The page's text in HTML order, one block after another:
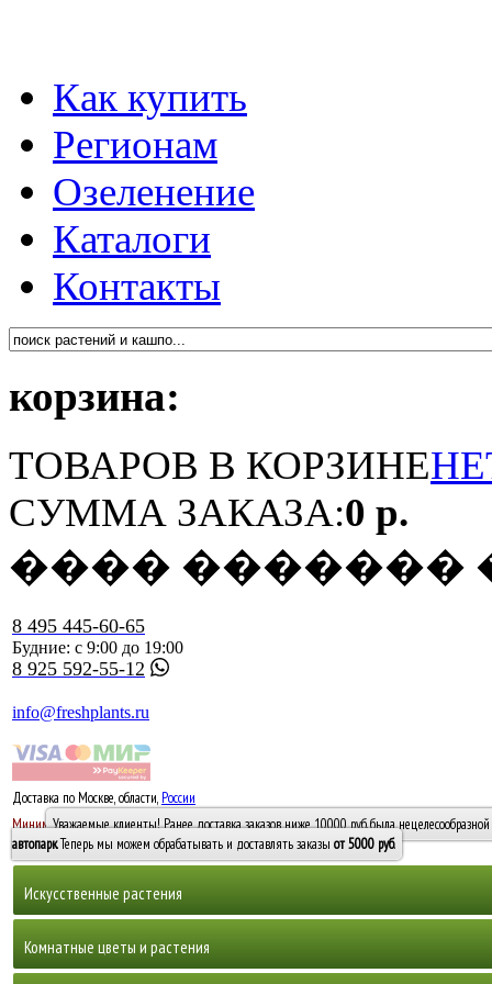
Как купить
Регионам
Озеленение
Каталоги
Контакты
корзина:
ТОВАРОВ В КОРЗИНЕ
СУММА ЗАКАЗА:0 р.
���� �������
8 495 445-60-65
Будние: с 9:00 до 19:00
8 925 592-55-12
info@freshplants.ru
Доставка по Москве, области, России
Минимальный заказ -10 0005000 руб.
Уважаемые клиенты! Ранее доставка заказов ниже 10000 руб. была
автопарк. Теперь мы можем обрабатывать и доставлять заказы от 5000 руб.
Искусственные растения
Горшечные растения, кусты и мох
Комнатные цветы и растения